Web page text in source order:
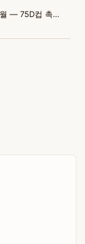
세빈 서브리미티 365/395cc 6개월 — 75D컵 촉감까지 진짜 같은